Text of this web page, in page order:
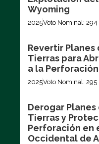
Wyoming
2025Voto Nominal: 294
Revertir Planes
Tierras para
a la
2025Voto Nominal: 295
Derogar
Tierras y
Perforación en
Occidental de